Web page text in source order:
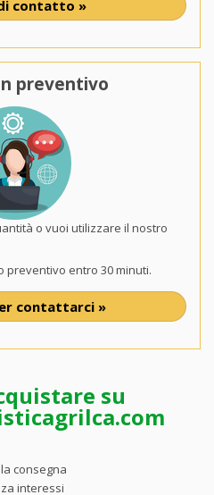
contatto »
preventivo
o vuoi utilizzare il nostro
preventivo entro 30 minuti.
contattarci »
su
consegna
interessi